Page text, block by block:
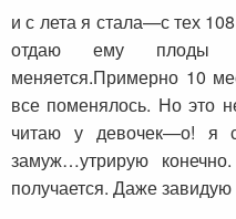
и с лета я стала—с тех
отдаю ему плоды
меняется.Примерно 10
все поменялось. Но это
читаю у девочек—о! я
замуж…утрирую
получается. Даже